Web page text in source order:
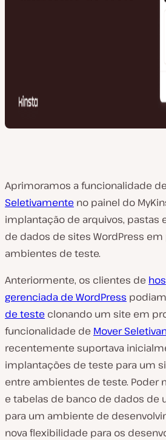
Aprimoramos a funcionalidade de
Seletivamente no painel do
implantação de arquivos, pastas
de dados de sites WordPress
ambientes de teste.
Anteriormente, os clientes de
gerenciada de WordPress podiam
de teste clonando um site em
funcionalidade de Mover
recentemente suportava
implantações de teste para um
entre ambientes de teste. Poder
e tabelas de banco de dados de
para um ambiente de
nova flexibilidade para os